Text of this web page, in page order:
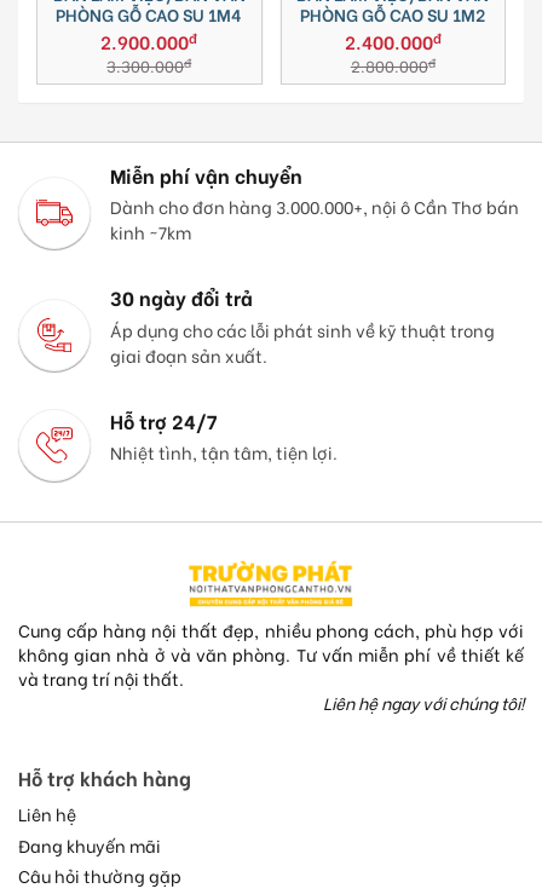
GỖ CAO SU 1M4
2.900.000đ
3.300.000đ
PHÒNG GỖ CAO SU 1M2
2.400.000đ
2.800.000đ
Miễn phí vận chuyển
Dành cho đơn hàng 3.000.000+, nội ô Cần Thơ bán
kinh ~7km
30 ngày đổi trả
Áp dụng cho các lỗi phát sinh về kỹ thuật trong
giai đoạn sản xuất.
Hỗ trợ 24/7
Nhiệt tình, tận tâm, tiện lợi.
Cung cấp hàng nội thất đẹp, nhiều phong cách, phù hợp với
không gian nhà ở và văn phòng. Tư vấn miễn phí về thiết kế
và trang trí nội thất.
Liên hệ ngay với chúng tôi!
Hỗ trợ khách hàng
Liên hệ
Đang khuyến mãi
Câu hỏi thường gặp